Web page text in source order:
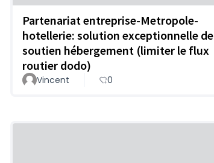
Partenariat entreprise-Metropole-
hotellerie: solution exceptionnelle de
soutien hébergement (limiter le flux
routier dodo)
Vincent 0